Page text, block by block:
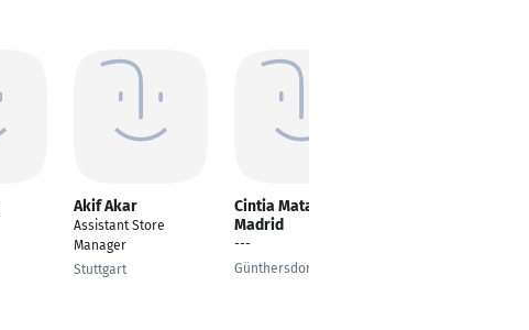
Akif Akar
Assistant Store
Manager
Stuttgart
Cintia Matamala
Madrid
---
Günthersdorf